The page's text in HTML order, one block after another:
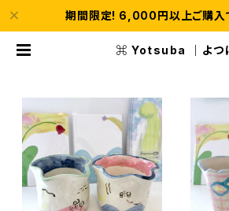
期間限定! 6,000円以上ご購入
⌘ Yotsuba ｜よつ